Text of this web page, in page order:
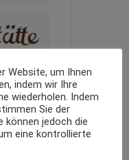
Website, um Ihnen
indem wir Ihre
wiederholen. Indem
Sie der
können jedoch die
eine kontrollierte